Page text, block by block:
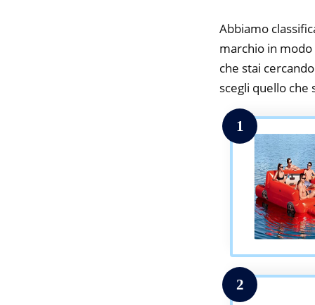
Abbiamo
marchio in
che stai
scegli quello che
1
2